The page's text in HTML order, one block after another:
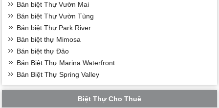
Bán biệt Thự Vườn Mai
Bán biệt Thự Vườn Tùng
Bán biệt Thự Park River
Bán biệt thự Mimosa
Bán biệt thự Đảo
Bán Biệt Thự Marina Waterfront
Bán Biệt Thự Spring Valley
Biệt Thự Cho Thuê